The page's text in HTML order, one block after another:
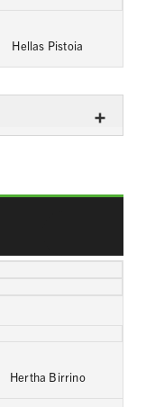
Hellas Pistoia
Hertha Birrino